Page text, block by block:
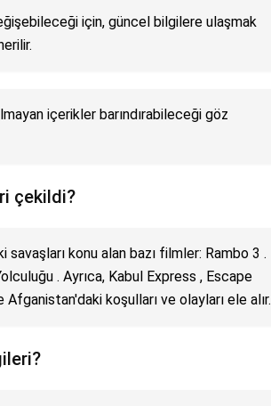
için, güncel bilgilere ulaşmak
içerikler barındırabileceği göz
çekildi?
konu alan bazı filmler: Rambo 3 .
. Ayrıca, Kabul Express , Escape
koşulları ve olayları ele alır.